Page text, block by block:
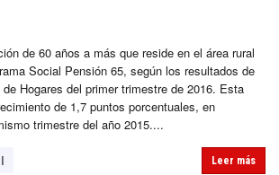
de 60 años a más que reside en el área rural
Social Pensión 65, según los resultados de
Hogares del primer trimestre de 2016. Esta
de 1,7 puntos porcentuales, en
trimestre del año 2015....
Leer más